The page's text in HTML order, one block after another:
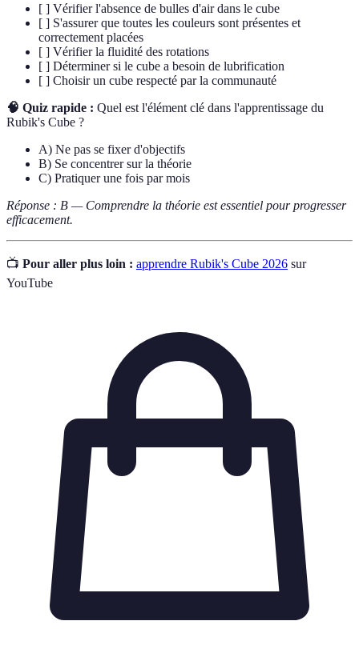
[ ] Vérifier l'absence de bulles d'air dans le cube
[ ] S'assurer que toutes les couleurs sont présentes et
correctement placées
[ ] Vérifier la fluidité des rotations
[ ] Déterminer si le cube a besoin de lubrification
[ ] Choisir un cube respecté par la communauté
🧠 Quiz rapide : Quel est l'élément clé dans l'apprentissage du
Rubik's Cube ?
A) Ne pas se fixer d'objectifs
B) Se concentrer sur la théorie
C) Pratiquer une fois par mois
Réponse : B — Comprendre la théorie est essentiel pour progresser
efficacement.
📺 Pour aller plus loin : apprendre Rubik's Cube 2026 sur
YouTube